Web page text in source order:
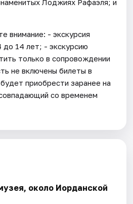
Лоджиях Рафаэля; и
внимание: - экскурсия
14 лет; - экскурсию
только в сопровождении
не включены билеты в
приобрести заранее на
со временем
около Иорданской